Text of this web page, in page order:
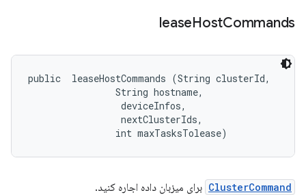
leaseHostCommands
public
leaseHostCommands (String clusterId,
                String hostname,
deviceInfos,
nextClusterIds,
                int maxTasksTolease)
ClusterCommand برای میزبان داده اجاره کنید.